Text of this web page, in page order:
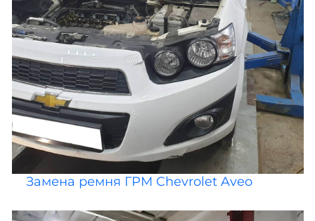
Замена ремня ГРМ Chevrolet Aveo